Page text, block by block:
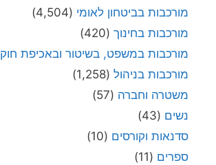
מורכבות בביטחון לאומי (4,504)
מורכבות בחינוך (420)
מורכבות במשפט, בשיטור ובאכיפת חוק
מורכבות בניהול (1,258)
משטרה וחברה (57)
נשים (43)
סדנאות וקורסים (10)
ספרים (11)